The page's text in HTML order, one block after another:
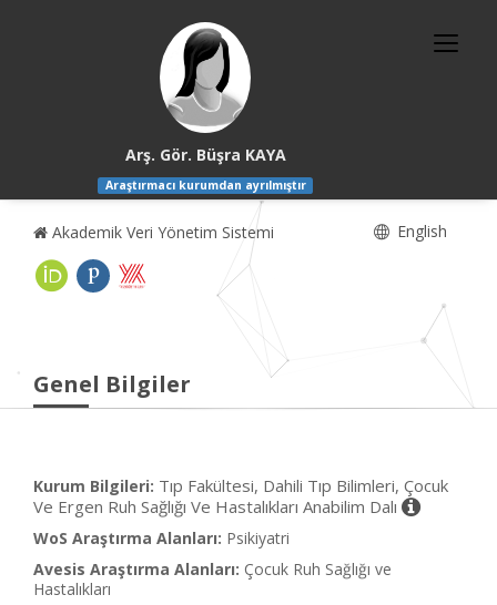
Arş. Gör. Büşra KAYA
Araştırmacı kurumdan ayrılmıştır
Akademik Veri Yönetim Sistemi English
Genel Bilgiler
Kurum Bilgileri: Tıp Fakültesi, Dahili Tıp Bilimleri, Çocuk
Ve Ergen Ruh Sağlığı Ve Hastalıkları Anabilim Dalı
WoS Araştırma Alanları: Psikiyatri
Avesis Araştırma Alanları: Çocuk Ruh Sağlığı ve
Hastalıkları